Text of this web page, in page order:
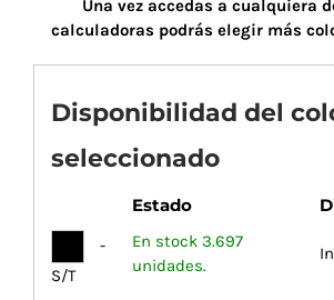
Una vez accedas a cualquiera
calculadoras podrás elegir más
Disponibilidad del
seleccionado
Estado
-
S/T
En stock 3.697
unidades.